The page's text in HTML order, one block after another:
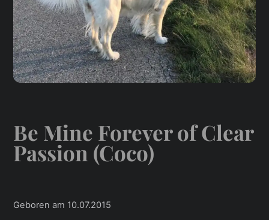
Be Mine Forever of Clear
Passion (Coco)
Geboren am 10.07.2015